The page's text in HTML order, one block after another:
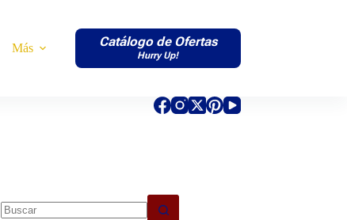
Más Catálogo de Ofertas
Hurry Up!